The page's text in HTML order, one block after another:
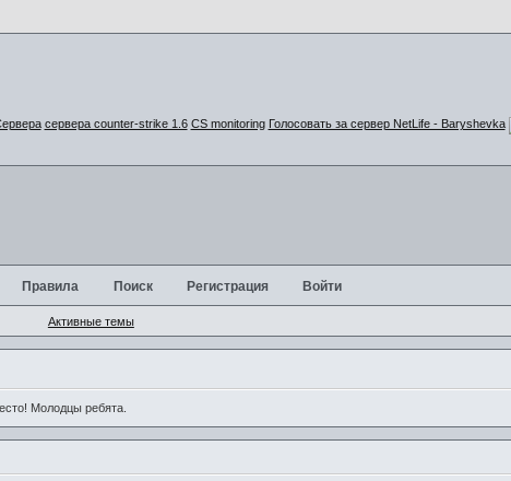
сервера counter-strike 1.6 CS monitoring Голосовать за сервер NetLife - Baryshevka
Правила Поиск Регистрация Войти
Активные темы
Молодцы ребята.